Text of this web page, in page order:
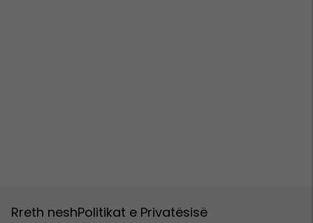
Rreth neshPolitikat e Privatësisë